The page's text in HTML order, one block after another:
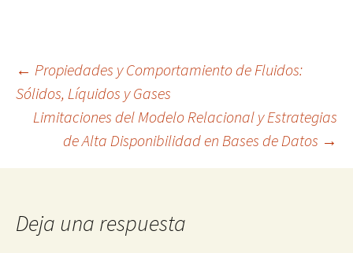
Navegación
de
entradas
← Propiedades y Comportamiento de Fluidos:
Sólidos, Líquidos y Gases
Limitaciones del Modelo Relacional y Estrategias
de Alta Disponibilidad en Bases de Datos →
Deja una respuesta